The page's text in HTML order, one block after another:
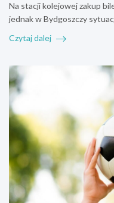
Na stacji kolejowej zakup
jednak w Bydgoszczy
Czytaj dalej